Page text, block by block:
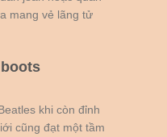
mang vẻ lãng tử
khi còn đỉnh
cũng đạt một tầm